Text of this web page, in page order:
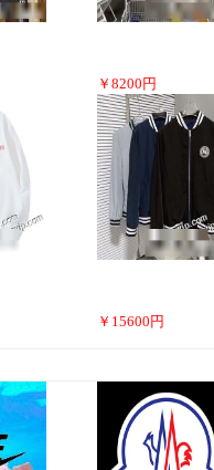
￥ 8200 円
￥ 15600 円